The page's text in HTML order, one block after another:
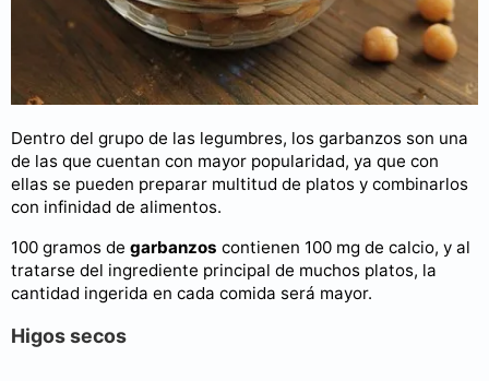
Dentro del grupo de las legumbres, los garbanzos son una
de las que cuentan con mayor popularidad, ya que con
ellas se pueden preparar multitud de platos y combinarlos
con infinidad de alimentos.
100 gramos de garbanzos contienen 100 mg de calcio, y al
tratarse del ingrediente principal de muchos platos, la
cantidad ingerida en cada comida será mayor.
Higos secos